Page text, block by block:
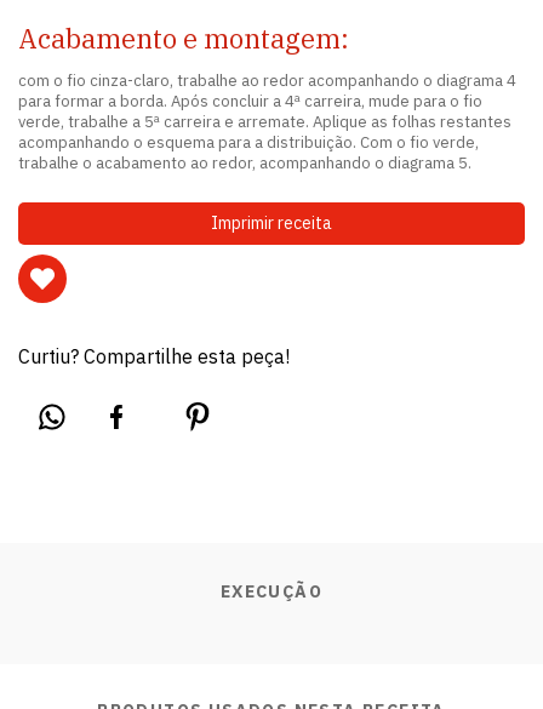
Acabamento e montagem:
com o fio cinza-claro, trabalhe ao redor acompanhando o diagrama 4
para formar a borda. Após concluir a 4ª carreira, mude para o fio
verde, trabalhe a 5ª carreira e arremate. Aplique as folhas restantes
acompanhando o esquema para a distribuição. Com o fio verde,
trabalhe o acabamento ao redor, acompanhando o diagrama 5.
Imprimir receita
Curtiu? Compartilhe esta peça!
EXECUÇÃO